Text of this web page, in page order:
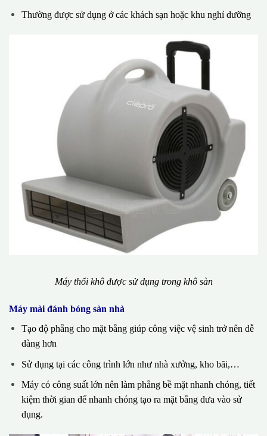
Thường được sử dụng ở các khách sạn hoặc khu nghỉ dưỡng
Máy thổi khô được sử dụng trong khô sàn
Máy mài đánh bóng sàn nhà
Tạo độ phẵng cho mặt bằng giúp công việc vệ sinh trở nên dễ
dàng hơn
Sử dụng tại các công trình lớn như nhà xưởng, kho bãi,…
Máy có công suất lớn nên làm phẳng bề mặt nhanh chóng, tiết
kiệm thời gian để nhanh chóng tạo ra mặt bằng đưa vào sử
dụng.